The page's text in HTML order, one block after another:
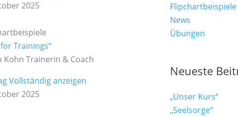
2025
Trainings“
Kohn Trainerin & Coach
Vollständig anzeigen
2025
Flipchartbeispiele
News
Übungen
Neueste
„Unser Kurs“
„Seelsorge“